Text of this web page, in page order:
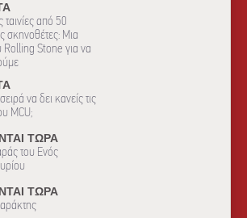
από 50
σκηνοθέτες: Μια
Rolling Stone για να
να δει κανείς τις
MCU;
ΤΩΡΑ
του Ενός
ΤΩΡΑ